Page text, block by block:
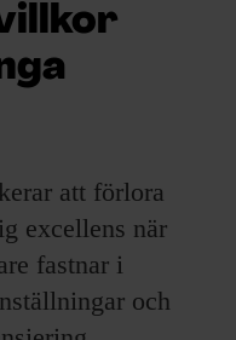
att förlora
excellens när
fastnar i
och